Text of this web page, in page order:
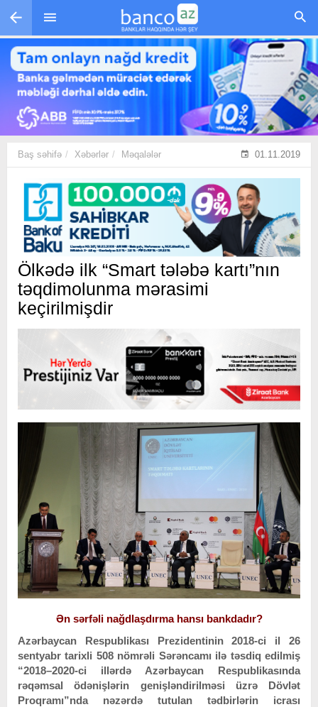
Skip to main content
Baş səhifə Xəbərlər Məqalələr 01.11.2019
Ölkədə ilk “Smart tələbə kartı”nın
təqdimolunma mərasimi
keçirilmişdir
Ən sərfəli nağdlaşdırma hansı bankdadır?
Azərbaycan Respublikası Prezidentinin 2018-ci il 26
sentyabr tarixli 508 nömrəli Sərəncamı ilə təsdiq edilmiş
“2018–2020-ci illərdə Azərbaycan Respublikasında
rəqəmsal ödənişlərin genişləndirilməsi üzrə Dövlət
Proqramı”nda nəzərdə tutulan tədbirlərin icrası